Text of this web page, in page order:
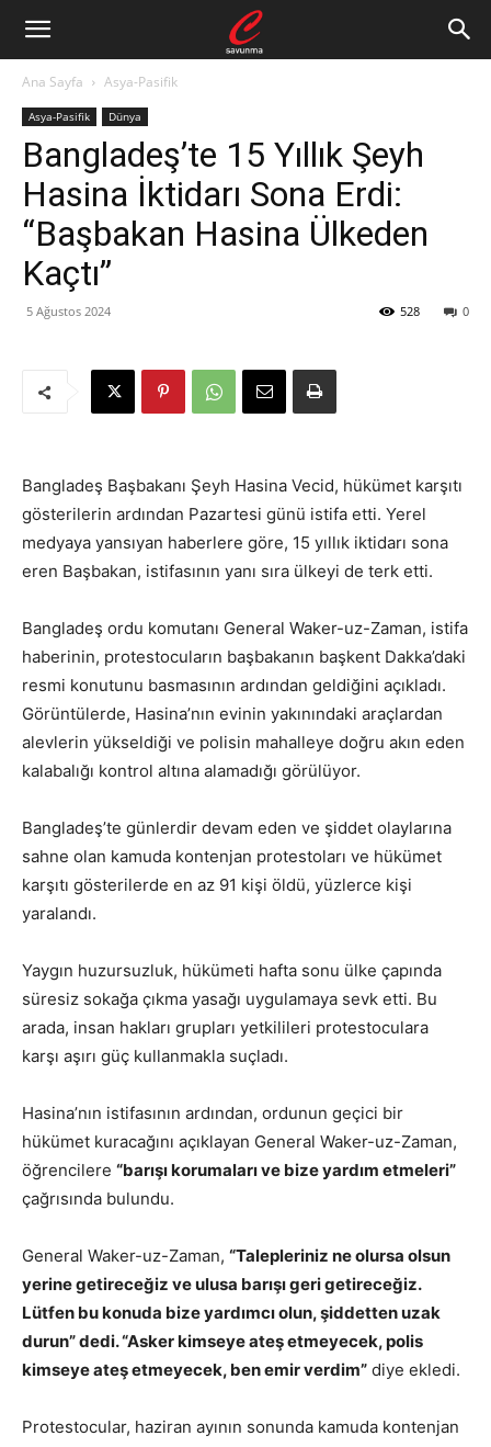
Ana Sayfa Asya-Pasifik
Asya-Pasifik Dünya
Bangladeş’te 15 Yıllık Şeyh
Hasina İktidarı Sona Erdi:
“Başbakan Hasina Ülkeden
Kaçtı”
5 Ağustos 2024 0
528
Bangladeş Başbakanı Şeyh Hasina Vecid, hükümet karşıtı
gösterilerin ardından Pazartesi günü istifa etti. Yerel
medyaya yansıyan haberlere göre, 15 yıllık iktidarı sona
eren Başbakan, istifasının yanı sıra ülkeyi de terk etti.
Bangladeş ordu komutanı General Waker-uz-Zaman, istifa
haberinin, protestocuların başbakanın başkent Dakka’daki
resmi konutunu basmasının ardından geldiğini açıkladı.
Görüntülerde, Hasina’nın evinin yakınındaki araçlardan
alevlerin yükseldiği ve polisin mahalleye doğru akın eden
kalabalığı kontrol altına alamadığı görülüyor.
Bangladeş’te günlerdir devam eden ve şiddet olaylarına
sahne olan kamuda kontenjan protestoları ve hükümet
karşıtı gösterilerde en az 91 kişi öldü, yüzlerce kişi
yaralandı.
Yaygın huzursuzluk, hükümeti hafta sonu ülke çapında
süresiz sokağa çıkma yasağı uygulamaya sevk etti. Bu
arada, insan hakları grupları yetkilileri protestoculara
karşı aşırı güç kullanmakla suçladı.
Hasina’nın istifasının ardından, ordunun geçici bir
hükümet kuracağını açıklayan General Waker-uz-Zaman,
öğrencilere “barışı korumaları ve bize yardım etmeleri”
çağrısında bulundu.
General Waker-uz-Zaman, “Talepleriniz ne olursa olsun
yerine getireceğiz ve ulusa barışı geri getireceğiz.
Lütfen bu konuda bize yardımcı olun, şiddetten uzak
durun” dedi. “Asker kimseye ateş etmeyecek, polis
kimseye ateş etmeyecek, ben emir verdim” diye ekledi.
Protestocular, haziran ayının sonunda kamuda kontenjan